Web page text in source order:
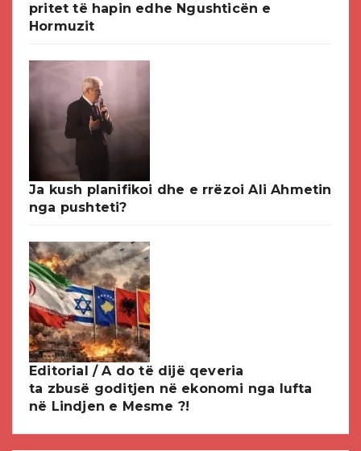
pritet të hapin edhe Ngushticën e
Hormuzit
Ja kush planifikoi dhe e rrëzoi Ali Ahmetin
nga pushteti?
Editorial / A do të dijë qeveria
ta zbusë goditjen në ekonomi nga lufta
në Lindjen e Mesme ?!